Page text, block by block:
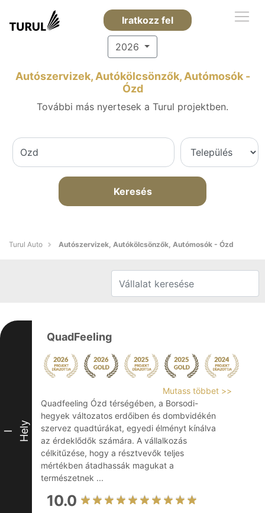
Iratkozz fel
2026
Autószervizek, Autókölcsönzők, Autómosók -
Ózd
További más nyertesek a Turul projektben.
Keresés
Turul Auto Autószervizek, Autókölcsönzők, Autómosók - Ózd
I Hely
QuadFeeling
Mutass többet >>
Quadfeeling Ózd térségében, a Borsodi-
hegyek változatos erdőiben és dombvidékén
szervez quadtúrákat, egyedi élményt kínálva
az érdeklődők számára. A vállalkozás
célkitűzése, hogy a résztvevők teljes
mértékben átadhassák magukat a
természetnek ...
10.0